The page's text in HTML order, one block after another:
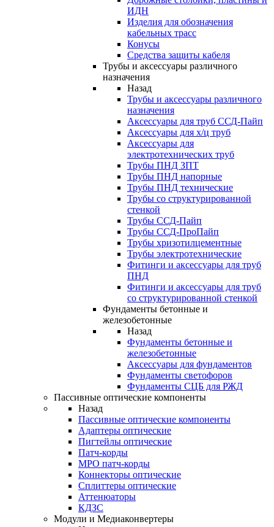
ИДН
Изделия для обозначения
кабельных трасс
Конусы
Средства защиты кабеля
Трубы и аксессуары различного
назначения
Назад
Трубы и аксессуары различного
назначения
Аксессуары для труб ССД-Пайп
Аксессуары для х/ц труб
Аксессуары для
электротехнических труб
Трубы ПНД ЗПТ
Трубы ПНД напорные
Трубы ПНД технические
Трубы со структурированной
стенкой
Трубы ССД-Пайп
Трубы ССД-ПроПайп
Трубы хризотилцементные
Трубы электротехнические
Фитинги и аксессуары для труб
ПНД
Фитинги и аксессуары для труб
со структурированной стенкой
Фундаменты бетонные и
железобетонные
Назад
Фундаменты бетонные и
железобетонные
Аксессуары для фундаментов
Фундаменты светофоров
Фундаменты СЦБ для РЖД
Пассивные оптические компоненты
Назад
Пассивные оптические компоненты
Адаптеры оптические
Пигтейлы оптические
Патч-корды
MPO патч-корды
Коннекторы оптические
Сплиттеры оптические
Аттенюаторы
КДЗС
Модули и Медиаконвертеры